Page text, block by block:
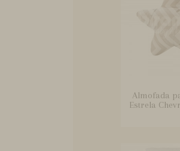
Almofada
Estrela